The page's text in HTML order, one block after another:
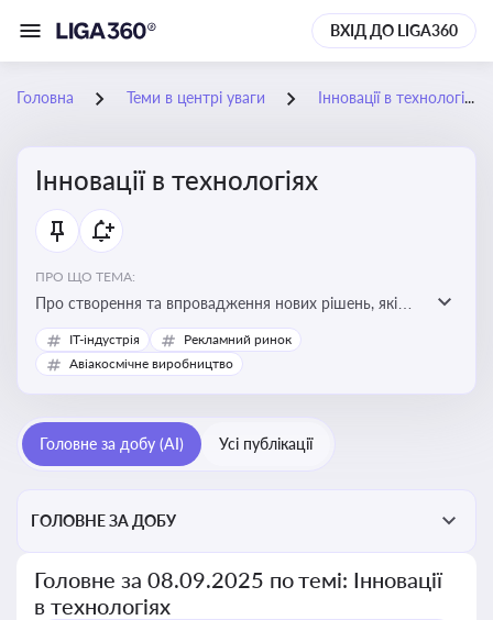
ВХІД ДО LIGA360
Головна Теми в центрі уваги Інновації в технологіях
Інновації в технологіях
ПРО ЩО ТЕМА:
Про створення та впровадження нових рішень, які
покращують ефективність, функціональність або
можливості технологічних продуктів і процесів.
IT-індустрія
Рекламний ринок
Авіакосмічне виробництво
Головне за добу (AI) Усі публікації
ГОЛОВНЕ ЗА ДОБУ
Головне за 08.09.2025 по темі: Інновації
в технологіях